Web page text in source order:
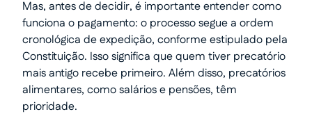
Mas, antes de decidir, é importante entender como
funciona o pagamento: o processo segue a ordem
cronológica de expedição, conforme estipulado pela
Constituição. Isso significa que quem tiver precatório
mais antigo recebe primeiro. Além disso, precatórios
alimentares, como salários e pensões, têm
prioridade.